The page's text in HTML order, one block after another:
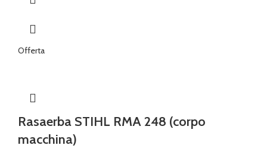
Offerta
Rasaerba STIHL RMA 248 (corpo
macchina)